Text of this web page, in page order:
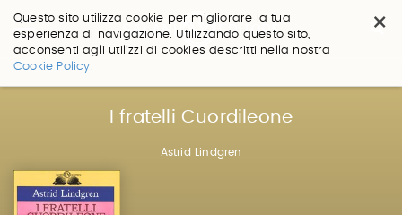
×
Questo sito utilizza cookie per migliorare la tua
esperienza di navigazione. Utilizzando questo sito,
acconsenti agli utilizzi di cookies descritti nella nostra
Cookie Policy.
Salta
I fratelli Cuordileone
Astrid Lindgren